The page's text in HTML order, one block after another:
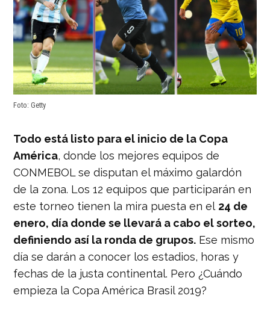
Foto: Getty
Todo está listo para el inicio de la Copa
América, donde los mejores equipos de
CONMEBOL se disputan el máximo galardón
de la zona. Los 12 equipos que participarán en
este torneo tienen la mira puesta en el 24 de
enero, día donde se llevará a cabo el sorteo,
definiendo así la ronda de grupos. Ese mismo
día se darán a conocer los estadios, horas y
fechas de la justa continental. Pero ¿Cuándo
empieza la Copa América Brasil 2019?